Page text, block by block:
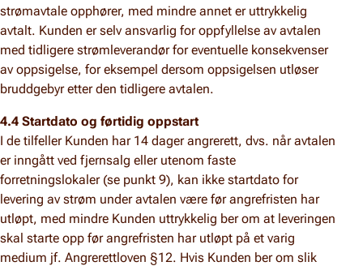
strømavtale opphører, med mindre annet er uttrykkelig
avtalt. Kunden er selv ansvarlig for oppfyllelse av avtalen
med tidligere strømleverandør for eventuelle konsekvenser
av oppsigelse, for eksempel dersom oppsigelsen utløser
bruddgebyr etter den tidligere avtalen.
4.4 Startdato og førtidig oppstart
I de tilfeller Kunden har 14 dager angrerett, dvs. når avtalen
er inngått ved fjernsalg eller utenom faste
forretningslokaler (se punkt 9), kan ikke startdato for
levering av strøm under avtalen være før angrefristen har
utløpt, med mindre Kunden uttrykkelig ber om at leveringen
skal starte opp før angrefristen har utløpt på et varig
medium jf. Angrerettloven §12. Hvis Kunden ber om slik